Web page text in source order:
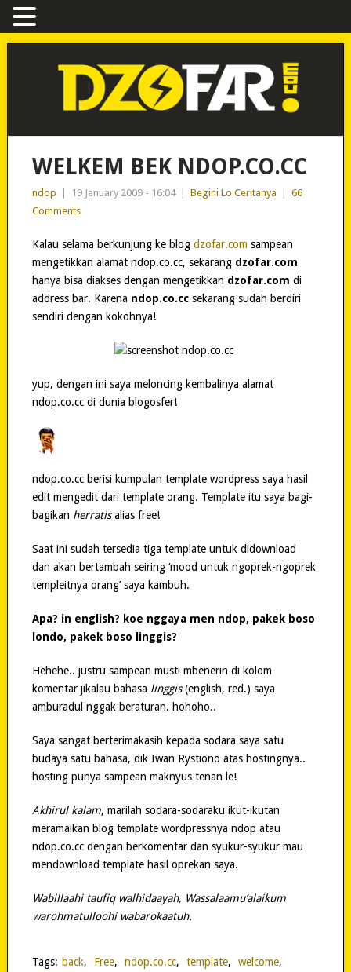
WELKEM BEK NDOP.CO.CC
ndop 19 January 2009 - 16:04 Begini Lo Ceritanya
66
Comments
Kalau selama berkunjung ke blog dzofar.com sampean
mengetikkan alamat ndop.co.cc, sekarang dzofar.com
hanya bisa diakses dengan mengetikkan dzofar.com di
address bar. Karena ndop.co.ccsekarang sudah berdiri
sendiri dengan kokohnya!
yup, dengan ini saya meloncing kembalinya alamat
ndop.co.cc di dunia blogosfer!
ndop.co.cc berisi kumpulan template wordpress saya hasil
edit mengedit dari template orang. Template itu saya bagi-
bagikan herratisalias free!
Saat ini sudah tersedia tiga template untuk didownload
dan akan bertambah seiring ‘mood untuk ngoprek-ngoprek
templeitnya orang’ saya kambuh.
Apa? in english? koe nggaya men ndop, pakek boso
londo, pakek boso linggis?
Hehehe.. justru sampean musti mbenerin di kolom
komentar jikalau bahasa linggis(english, red.) saya
amburadul nggak beraturan. hohoho..
Saya sangat berterimakasih kepada sodara saya satu
budaya satu bahasa, dik Iwan Rystiono atas hostingnya..
hosting punya sampean maknyus tenan le!
Akhirul kalam, marilah sodara-sodaraku ikut-ikutan
meramaikan blog template wordpressnya ndop atau
ndop.co.cc dengan berkomentar dan syukur-syukur mau
mendownload template hasil oprekan saya.
Wabillaahi taufiq walhidaayah, Wassalaamu’alaikum
warohmatulloohi wabarokaatuh.
Tags: back, Free, ndop.co.cc, template, welcome,